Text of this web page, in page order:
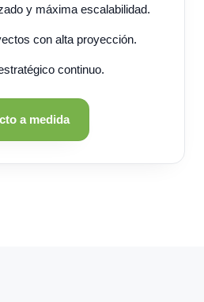
y máxima escalabilidad.
con alta proyección.
continuo.
a medida